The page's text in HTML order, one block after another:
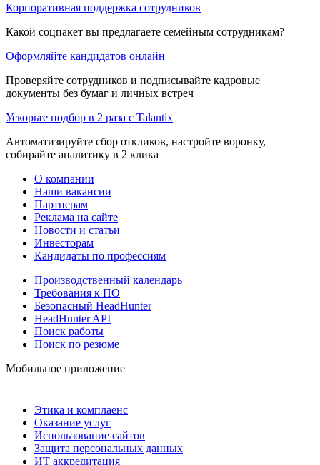
Корпоративная поддержка сотрудников
Какой соцпакет вы предлагаете семейным сотрудникам?
Оформляйте кандидатов онлайн
Проверяйте сотрудников и подписывайте кадровые
документы без бумаг и личных встреч
Ускорьте подбор в 2 раза с Talantix
Автоматизируйте сбор откликов, настройте воронку,
собирайте аналитику в 2 клика
О компании
Наши вакансии
Партнерам
Реклама на сайте
Новости и статьи
Инвесторам
Кандидаты по профессиям
Производственный календарь
Требования к ПО
Безопасный HeadHunter
HeadHunter API
Поиск работы
Поиск по резюме
Мобильное приложение
Этика и комплаенс
Оказание услуг
Использование сайтов
Защита персональных данных
ИТ аккредитация